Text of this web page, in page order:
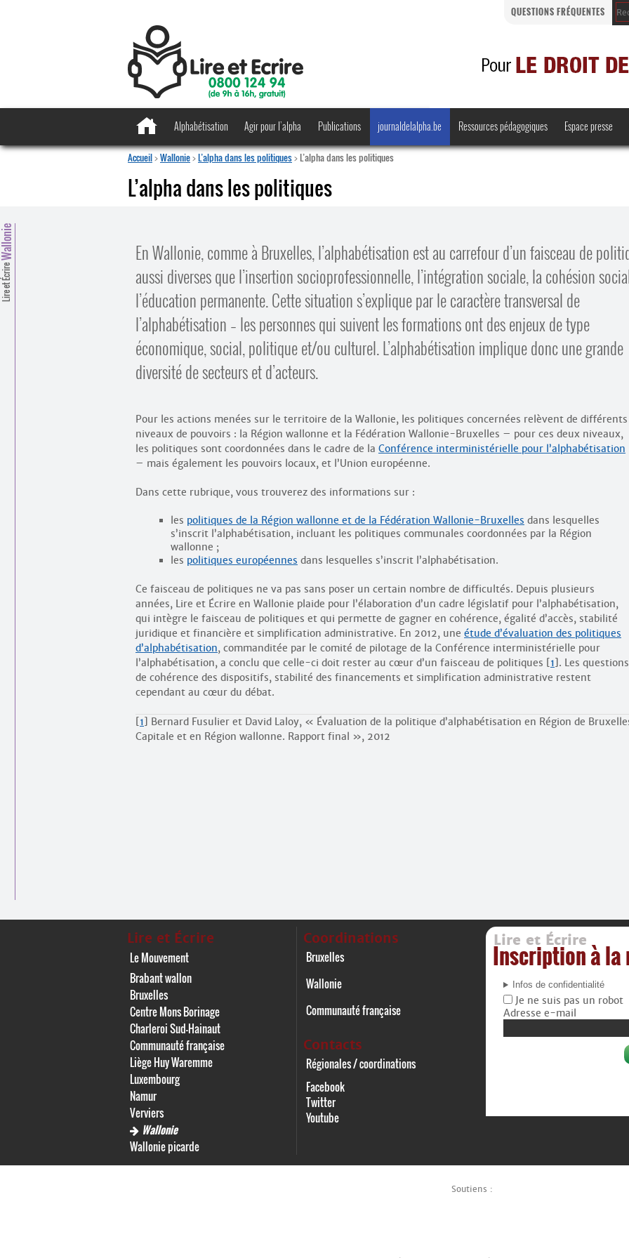
QUESTIONS FRÉQUENTES
Alphabétisation Agir pour l’alpha Publications journaldelalpha.be Ressources pédagogiques
Bienvenue en Belgique
Espace presse
Accueil>Wallonie>L’alpha dans les politiques>L’alpha dans les politiques
L’alpha dans les politiques
Lire et Écrire
En Wallonie, comme à Bruxelles, l’alphabétisation est au carrefour d’un faisceau de
aussi diverses que l’insertion socio­professionnelle, l’intégration sociale, la cohésion
l’éducation permanente. Cette situation s’explique par le caractère transversal de
l’alphabétisation – les personnes qui suivent les formations ont des enjeux de type
économique, social, politique et/ou culturel. L’alphabétisation implique donc une grande
diversité de secteurs et d’acteurs.
Pour les actions menées sur le territoire de la Wallonie, les politiques concernées relèvent de différents
niveaux de pouvoirs : la Région wallonne et la Fédération Wallonie-Bruxelles – pour ces deux niveaux,
les politiques sont coordonnées dans le cadre de la Conférence interministérielle pour l’alphabétisation
– mais également les pouvoirs locaux, et l’Union européenne.
Dans cette rubrique, vous trouverez des informations sur :
les politiques de la Région wallonne et de la Fédération Wallonie-Bruxelles dans lesquelles
s’inscrit l’alphabétisation, incluant les politiques communales coordonnées par la Région
wallonne ;
les politiques européennes dans lesquelles s’inscrit l’alphabétisation.
Ce faisceau de politiques ne va pas sans poser un certain nombre de difficultés. Depuis plusieurs
années, Lire et Écrire en Wallonie plaide pour l’élaboration d’un cadre législatif pour l’alphabétisation,
qui intègre le faisceau de politiques et qui permette de gagner en cohérence, égalité d’accès, stabilité
juridique et financière et simplification administrative. En 2012, une étude d’évaluation des politiques
d’alphabétisation, commanditée par le comité de pilotage de la Conférence interministérielle pour
l’alphabétisation, a conclu que celle-ci doit rester au cœur d’un faisceau de politiques [1]. Les questions
de cohérence des dispositifs, stabilité des financements et simplification administrative restent
cependant au cœur du débat.
[1] Bernard Fusulier et David Laloy, « Évaluation de la politique d’alphabétisation en Région de
Capitale et en Région wallonne. Rapport final », 2012
Lire et Écrire
Le Mouvement
Brabant wallon
Bruxelles
Centre Mons Borinage
Charleroi Sud-Hainaut
Communauté française
Liège Huy Waremme
Luxembourg
Namur
Verviers
Wallonie
Wallonie picarde
Coordinations
Bruxelles
Wallonie
Communauté française
Contacts
Régionales / coordinations
Facebook
Twitter
Youtube
Lire et Écrire
Inscription à la
Infos de confidentialité
Je ne suis pas un robot
Adresse e-mail
Soutiens :